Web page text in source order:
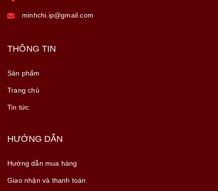
minhchi.ip@gmail.com
THÔNG TIN
Sản phẩm
Trang chủ
Tin tức
HƯỚNG DẪN
Hướng dẫn mua hàng
Giao nhận và thanh toán